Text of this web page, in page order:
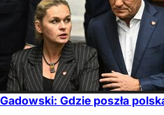
Gadowski: Gdzie poszła